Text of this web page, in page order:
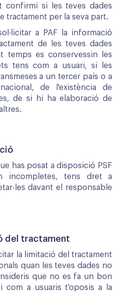
confirmi si les teves dades
tractament per la seva part.
a PAF la informació
de les teves dades
temps es conservessin les
tens com a usuari, si les
a un tercer país o a
de l'existència de
de si hi ha elaboració de
has posat a disposició PSF
incompletes, tens dret a
les davant el responsable
del tractament
la limitació del tractament
quan les teves dades no
que no es fa un bon
com a usuaris t'oposis a la